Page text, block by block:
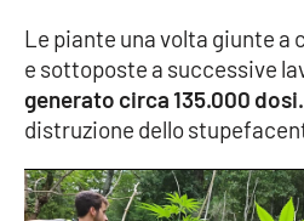
STREAMING
LaC TV
LaC Network
LaC OnAir
Le piante una volta giunte a
e sottoposte a successive
generato circa 135.000 dosi.
distruzione dello